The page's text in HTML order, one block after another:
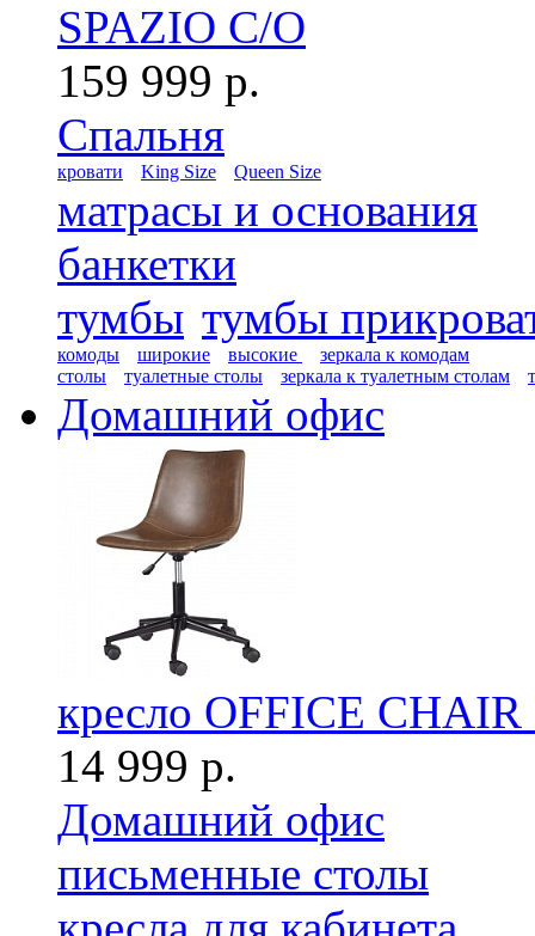
SPAZIO C/O
159 999 р.
Спальня
кровати King Size Queen Size
матрасы и основания
банкетки
тумбы тумбы
комоды широкие высокие
зеркала к комодам
столы
туалетные столы зеркала к туалетным столам
Домашний офис
кресло OFFICE
14 999 р.
Домашний офис
письменные столы